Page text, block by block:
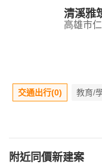
清溪雅
高雄市
交通出行(0) 教育/
附近同價新建案